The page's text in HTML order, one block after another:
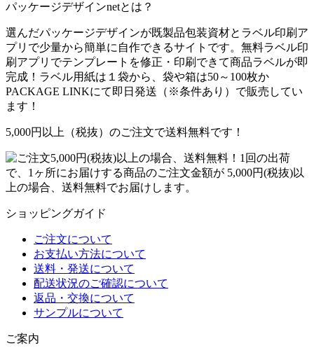
パッケージデザインnetとは？
選んだパッケージデザインが既製品包装資材とラベル印刷ア
プリで少量から簡単に自作できるサイトです。無料ラベル印
刷アプリでテンプレートを修正・印刷できて商品ラベルが即
完成！ラベル用紙は１袋から、袋や箱は50～100枚か
PACKAGE LINKにて即日発送 （※条件あり） で販売してい
ます！
5,000円以上（税抜）のご注文で送料無料です！
1回の出荷
で、1ヶ所にお届けする商品のご注文金額が 5,000円(税抜)以
上の場合、送料無料でお届けします。
ショッピングガイド
ご注文について
お支払い方法について
送料・発送について
配送状況のご確認について
返品・交換について
サンプルについて
ご案内